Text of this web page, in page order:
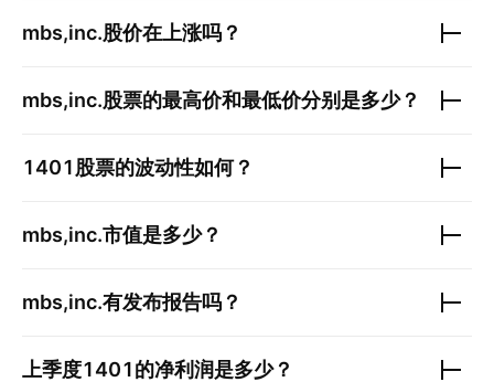
mbs,inc.股价在上涨吗？
mbs,inc.股票的最高价和最低价分别是多少？
1401 股票的波动性如何？
mbs,inc.市值是多少？
mbs,inc.有发布报告吗？
上季度1401的净利润是多少？